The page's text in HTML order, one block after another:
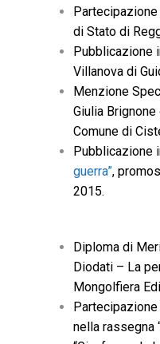
Partecipazione
di Stato di
Pubblicazione
Villanova di
Menzione
Giulia
Comune di
Pubblicazione
guerra”,
2015.
Diploma di
Diodati – La
Mongolfiera
Partecipazione
nella rassegna